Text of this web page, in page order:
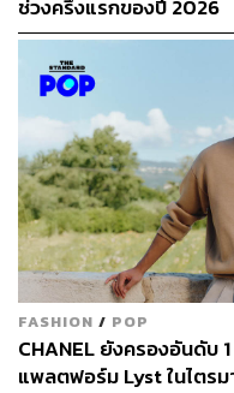
ช่วง 2-3 ปีที่ผ่านมา เพร
เพื่อน คนรัก และญาติสนิ
ช่วยสร้างบรรยากาศให้
เทศกาลคริสต์มาส ดิฟฟิว
ตอบโจทย์ได้ดี เราแนะนำ
กลิ่นหอมที่อบอุ่น ชวนให้
ขวดยังน่ารักน่าใช้
ช่วงครึ่งแรกของปี 2026
FASHION / POP
CHANEL ยังครองอันดับ
แพลตฟอร์ม Lyst ในไตร